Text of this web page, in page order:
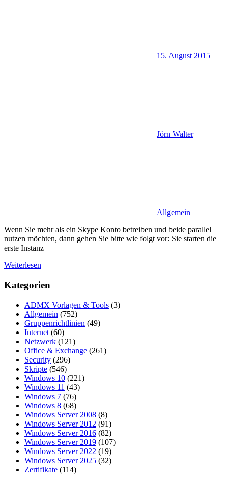
15. August 2015
Jörn Walter
Allgemein
Wenn Sie mehr als ein Skype Konto betreiben und beide parallel
nutzen möchten, dann gehen Sie bitte wie folgt vor: Sie starten die
erste Instanz
Weiterlesen
Kategorien
ADMX Vorlagen & Tools (3)
Allgemein (752)
Gruppenrichtlinien (49)
Internet (60)
Netzwerk (121)
Office & Exchange (261)
Security (296)
Skripte (546)
Windows 10 (221)
Windows 11 (43)
Windows 7 (76)
Windows 8 (68)
Windows Server 2008 (8)
Windows Server 2012 (91)
Windows Server 2016 (82)
Windows Server 2019 (107)
Windows Server 2022 (19)
Windows Server 2025 (32)
Zertifikate (114)